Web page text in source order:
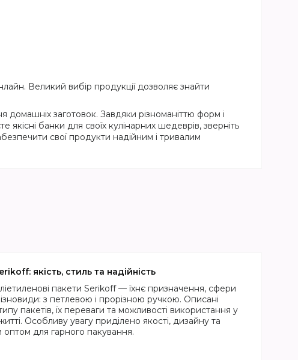
Великий вибір продукції дозволяє знайти
домашніх заготовок. Завдяки різноманіттю форм і
банки для своїх кулінарних шедеврів, зверніть
свої продукти надійним і тривалим
якість, стиль та надійність
пакети Serikoff — їхнє призначення, сфери
з петлевою і прорізною ручкою. Описані
пакетів, їх переваги та можливості використання у
Особливу увагу приділено якості, дизайну та
оптом для гарного пакування.